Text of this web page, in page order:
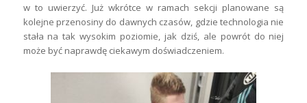
w to uwierzyć. Już wkrótce w ramach sekcji planowane są
kolejne przenosiny do dawnych czasów, gdzie technologia nie
stała na tak wysokim poziomie, jak dziś, ale powrót do niej
może być naprawdę ciekawym doświadczeniem.